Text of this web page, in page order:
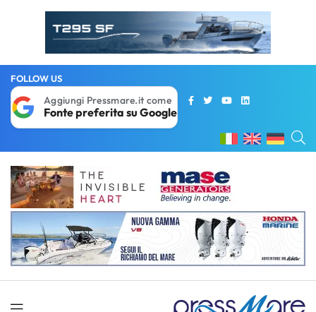
FOLLOW US
Aggiungi Pressmare.it come
Fonte preferita su Google